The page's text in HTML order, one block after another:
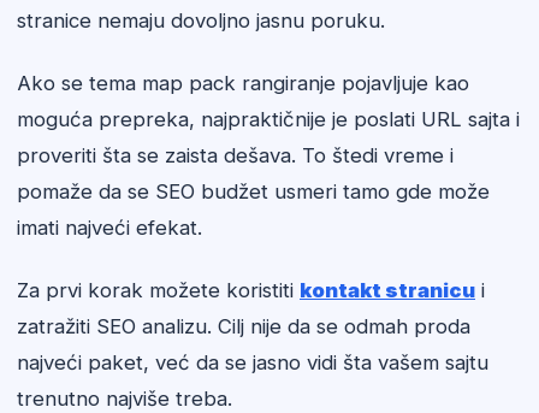
stranice nemaju dovoljno jasnu poruku.
Ako se tema map pack rangiranje pojavljuje kao
moguća prepreka, najpraktičnije je poslati URL sajta i
proveriti šta se zaista dešava. To štedi vreme i
pomaže da se SEO budžet usmeri tamo gde može
imati najveći efekat.
Za prvi korak možete koristiti kontakt stranicu i
zatražiti SEO analizu. Cilj nije da se odmah proda
najveći paket, već da se jasno vidi šta vašem sajtu
trenutno najviše treba.